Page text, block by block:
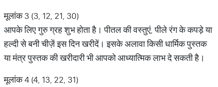
मूलांक 3 (3, 12, 21, 30)
आपके लिए गुरु ग्रह शुभ होता है। पीतल की वस्तुएं, पीले रंग के कपड़े या
हल्दी से बनी चीज़ें इस दिन खरीदें। इसके अलावा किसी धार्मिक पुस्तक
या मंत्र पुस्तक की खरीदारी भी आपको आध्यात्मिक लाभ दे सकती है।
मूलांक 4 (4, 13, 22, 31)